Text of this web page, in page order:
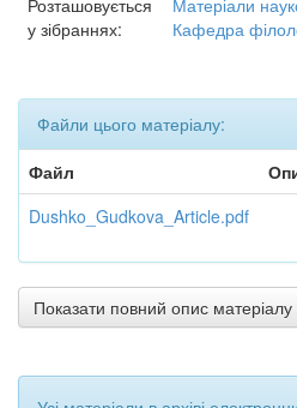
Розташовується
у зібраннях:
Матеріали
Кафедра
Файли цього матеріалу:
Файл
Dushko_Gudkova_Article.pdf
Показати повний опис матеріалу